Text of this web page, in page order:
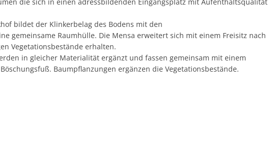
bildet der Klinkerbelag des Bodens mit den
gemeinsame Raumhülle. Die Mensa erweitert sich mit einem Freisitz nach
Vegetationsbestände erhalten.
in gleicher Materialität ergänzt und fassen gemeinsam mit einem
Baumpflanzungen ergänzen die Vegetationsbestände.